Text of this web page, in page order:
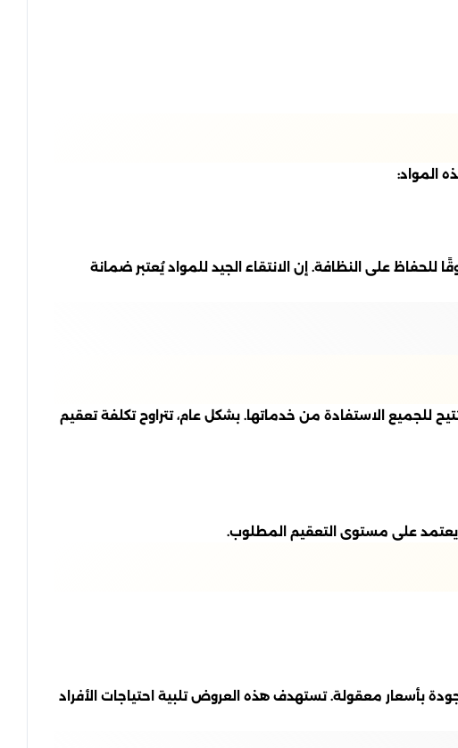
المواد:
99.9% من الجراثيم، مما يجعله خيارًا موثوقًا للحفاظ على النظافة. إن الانتقاء الجيد للمواد يُعتبر ضمانة
للجميع الاستفادة من خدماتها. بشكل عام، تتراوح تكلفة تعقيم
بأسعار معقولة. تستهدف هذه العروض تلبية احتياجات الأفراد